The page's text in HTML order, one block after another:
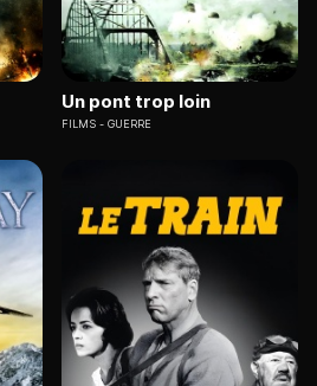
Un pont trop loin
FILMS GUERRE